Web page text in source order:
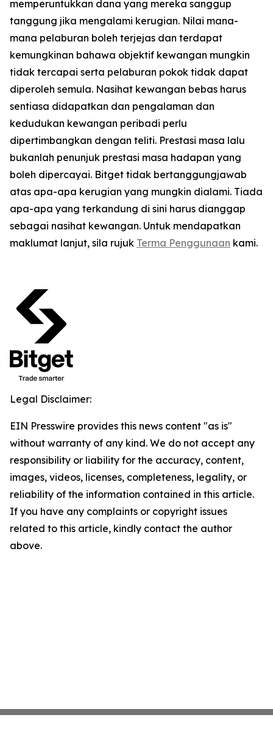
memperuntukkan dana yang mereka sanggup
tanggung jika mengalami kerugian. Nilai mana-
mana pelaburan boleh terjejas dan terdapat
kemungkinan bahawa objektif kewangan mungkin
tidak tercapai serta pelaburan pokok tidak dapat
diperoleh semula. Nasihat kewangan bebas harus
sentiasa didapatkan dan pengalaman dan
kedudukan kewangan peribadi perlu
dipertimbangkan dengan teliti. Prestasi masa lalu
bukanlah penunjuk prestasi masa hadapan yang
boleh dipercayai. Bitget tidak bertanggungjawab
atas apa-apa kerugian yang mungkin dialami. Tiada
apa-apa yang terkandung di sini harus dianggap
sebagai nasihat kewangan. Untuk mendapatkan
maklumat lanjut, sila rujuk Terma Penggunaan kami.
Legal Disclaimer:
EIN Presswire provides this news content "as is"
without warranty of any kind. We do not accept any
responsibility or liability for the accuracy, content,
images, videos, licenses, completeness, legality, or
reliability of the information contained in this article.
If you have any complaints or copyright issues
related to this article, kindly contact the author
above.